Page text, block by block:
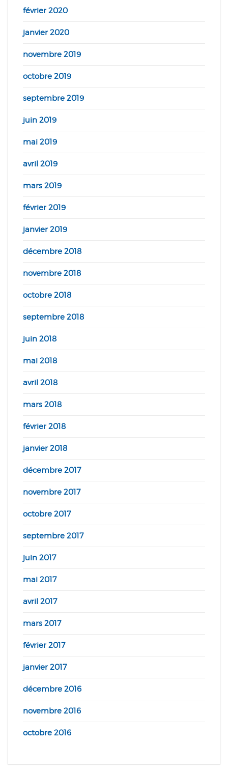
février 2020
janvier 2020
novembre 2019
octobre 2019
septembre 2019
juin 2019
mai 2019
avril 2019
mars 2019
février 2019
janvier 2019
décembre 2018
novembre 2018
octobre 2018
septembre 2018
juin 2018
mai 2018
avril 2018
mars 2018
février 2018
janvier 2018
décembre 2017
novembre 2017
octobre 2017
septembre 2017
juin 2017
mai 2017
avril 2017
mars 2017
février 2017
janvier 2017
décembre 2016
novembre 2016
octobre 2016